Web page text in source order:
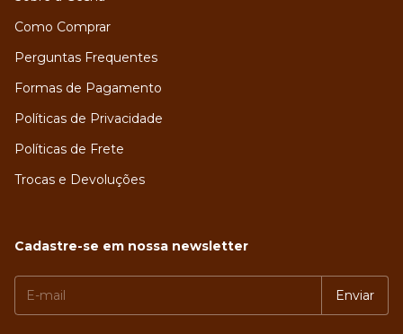
Como Comprar
Perguntas Frequentes
Formas de Pagamento
Políticas de Privacidade
Políticas de Frete
Trocas e Devoluções
Cadastre-se em nossa newsletter